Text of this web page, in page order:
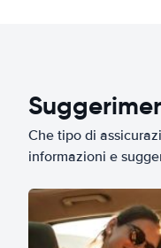
Che tipo di
informazioni e